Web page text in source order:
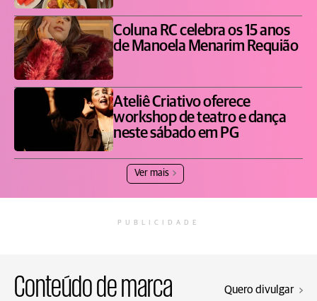
Coluna RC celebra os 15 anos
de Manoela Menarim Requião
Ateliê Criativo oferece
workshop de teatro e dança
neste sábado em PG
Ver mais
PUBLICIDADE
Conteúdo de marca Quero divulgar